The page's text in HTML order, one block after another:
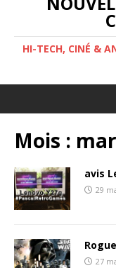
HI-TECH, CINÉ &
Mois :
avis
29
27